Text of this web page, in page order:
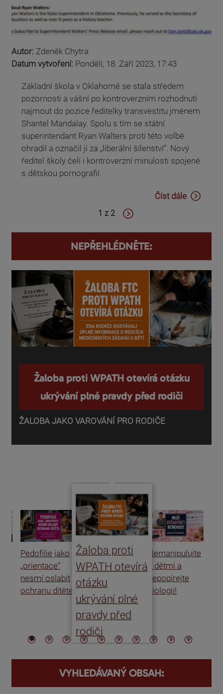
Autor: Zdeněk Chytra
Datum vytvoření: Pondělí, 18. Září 2023, 17:43
Základní škola v Oklahomě se stala středem
pozornosti a vášní po kontroverzním rozhodnutí
najmout do pozice ředitelky transvestitu jménem
Shantel Mandalay. Spolu s tím se státní
superintendant Ryan Walters proti této volbě
ohradil a označil ji za „liberální šílenství“. Nový
ředitel školy čelí i kontroverzní minulosti spojené
s dětskou pornografií.
Číst dále
1 z 2
NEPŘEHLÉDNĚTE:
Žaloba proti WPATH otevírá otázku
ukrývání plné pravdy před rodiči
ŽALOBA JAKO VAROVÁNÍ PRO RODIČE
Pedofilie jako
„orientace“
nesmí oslabit
ochranu dítěte
Žaloba proti
WPATH otevírá
otázku
ukrývání plné
pravdy před
rodiči
Nemanipulujte
s dětmi a
nepopírejte
biologii!
VYHLEDÁVANÝ OBSAH: